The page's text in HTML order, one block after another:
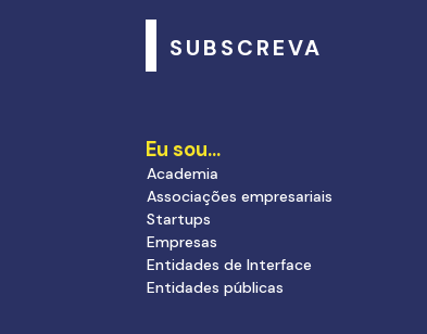
SUBSCREVA
Eu sou…
Academia
Associações empresariais
Startups
Empresas
Entidades de Interface
Entidades públicas